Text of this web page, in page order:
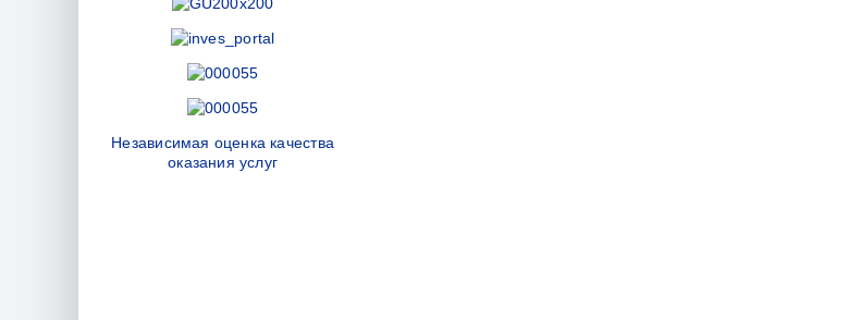
Независимая оценка качества
оказания услуг